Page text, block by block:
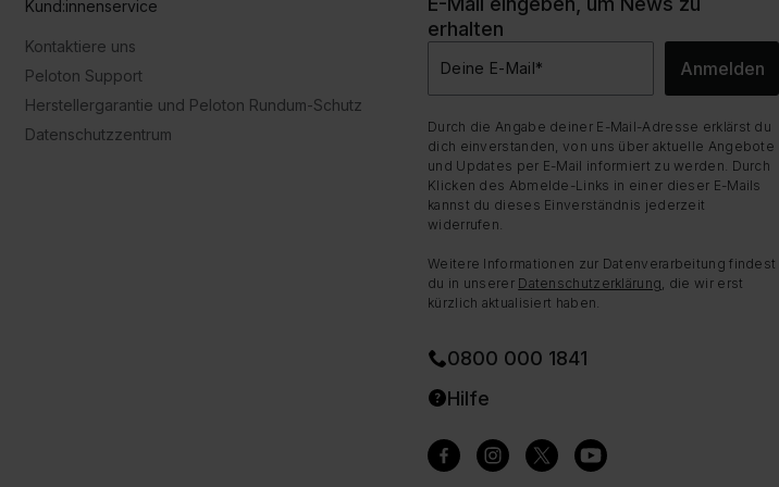
Kund:innenservice
Kontaktiere uns
Peloton Support
Herstellergarantie und Peloton Rundum-Schutz
Datenschutzzentrum
erhalten
Deine E-Mail* Anmelden
Durch die Angabe deiner E-Mail-Adresse erklärst du
dich einverstanden, von uns über aktuelle Angebote
und Updates per E-Mail informiert zu werden. Durch
Klicken des Abmelde-Links in einer dieser E-Mails
kannst du dieses Einverständnis jederzeit
widerrufen.
Weitere Informationen zur Datenverarbeitung findest
du in unserer Datenschutzerklärung, die wir erst
kürzlich aktualisiert haben.
0800 000 1841
Hilfe